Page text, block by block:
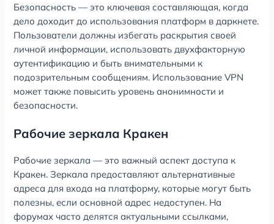
Безопасность — это ключевая составляющая, когда
дело доходит до использования платформ в даркнете.
Пользователи должны избегать раскрытия своей
личной информации, использовать двухфакторную
аутентификацию и быть внимательными к
подозрительным сообщениям. Использование VPN
может также повысить уровень анонимности и
безопасности.
Рабочие зеркала Кракен
Рабочие зеркала — это важный аспект доступа к
Кракен. Зеркала предоставляют альтернативные
адреса для входа на платформу, которые могут быть
полезны, если основной адрес недоступен. На
форумах часто делятся актуальными ссылками,